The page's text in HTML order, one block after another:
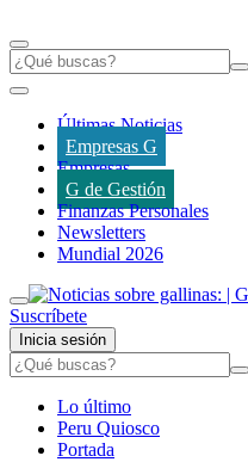
Últimas Noticias
Empresas G
Empresas
G de Gestión
Finanzas Personales
Newsletters
Mundial 2026
Suscríbete
Inicia sesión
Lo último
Peru Quiosco
Portada